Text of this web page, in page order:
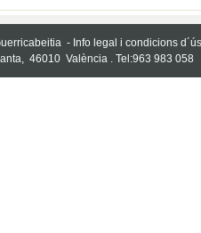
- Info legal i condicions
46010 València . Tel:963 983 058